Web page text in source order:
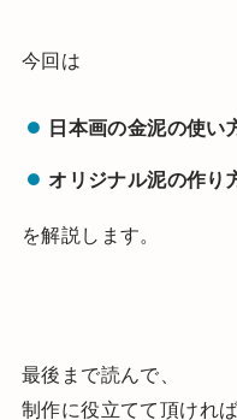
今回は
日本画の金泥の使い
オリジナル泥の作り
を解説します。
最後まで読んで、
制作に役立てて頂けれ